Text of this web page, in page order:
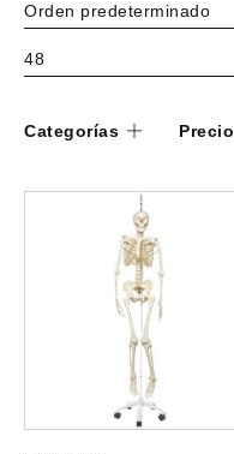
Orden predeterminado
48
Categorías Precio